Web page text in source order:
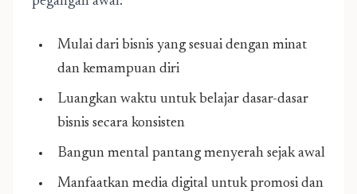
Mulai dari bisnis yang sesuai dengan minat
dan kemampuan diri
Luangkan waktu untuk belajar dasar-dasar
bisnis secara konsisten
Bangun mental pantang menyerah sejak awal
Manfaatkan media digital untuk promosi dan